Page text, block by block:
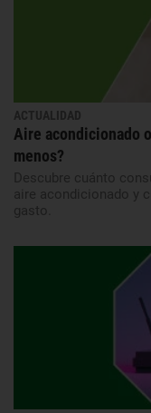
ACTUALIDAD
Aire acondicionado
menos?
Descubre cuánto
aire acondicionado y
gasto.